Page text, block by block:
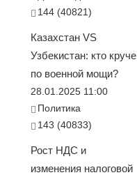
144 (40821)
Казахстан VS
Узбекистан: кто круче
по военной мощи?
28.01.2025 11:00
Политика
143 (40833)
Рост НДС и
изменения налоговой